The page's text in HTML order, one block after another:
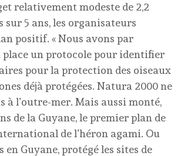
relativement modeste de 2,2
sur 5 ans, les organisateurs
positif. « Nous avons par
place un protocole pour identifier
pour la protection des oiseaux
déjà protégées. Natura 2000 ne
à l’outre-mer. Mais aussi monté,
de la Guyane, le premier plan de
de l’héron agami. Ou
en Guyane, protégé les sites de